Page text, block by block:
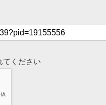
てください